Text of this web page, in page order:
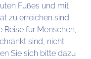
Fußes und mit
zu erreichen sind.
für Menschen,
sind, nicht
Sie sich bitte dazu